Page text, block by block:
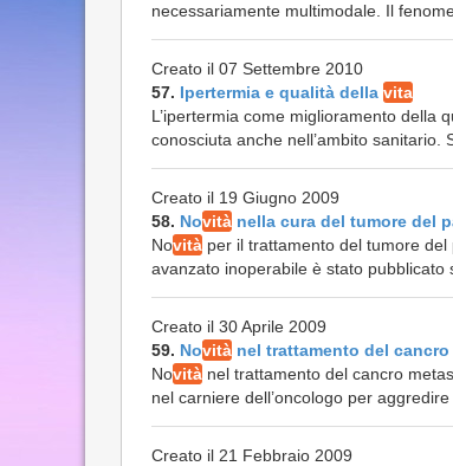
necessariamente multimodale. Il
Creato il 07 Settembre 2010
57. Ipertermia e qualità della vita
L’ipertermia come miglioramento della
conosciuta anche nell’ambito sanitario.
Creato il 19 Giugno 2009
58. Novità nella cura del tumore del
Novità per il trattamento del tumore
avanzato inoperabile è stato pubblicato
Creato il 30 Aprile 2009
59. Novità nel trattamento del
Novità nel trattamento del cancro
nel carniere dell’oncologo per
Creato il 21 Febbraio 2009